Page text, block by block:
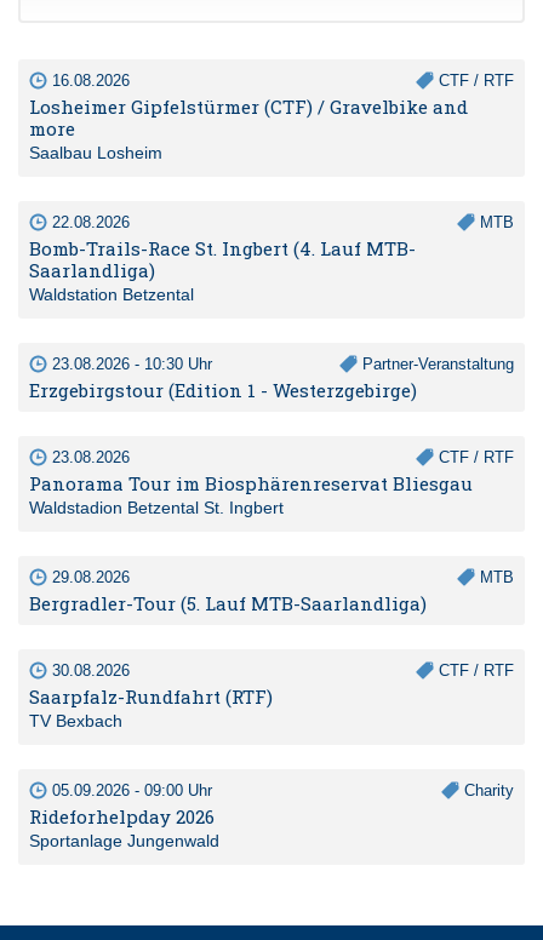
16.08.2026 CTF / RTF
Losheimer Gipfelstürmer (CTF) / Gravelbike and
more
Saalbau Losheim
22.08.2026 MTB
Bomb-Trails-Race St. Ingbert (4. Lauf MTB-
Saarlandliga)
Waldstation Betzental
23.08.2026 - 10:30 Uhr Partner-Veranstaltung
Erzgebirgstour (Edition 1 - Westerzgebirge)
23.08.2026 CTF / RTF
Panorama Tour im Biosphärenreservat Bliesgau
Waldstadion Betzental St. Ingbert
29.08.2026 MTB
Bergradler-Tour (5. Lauf MTB-Saarlandliga)
30.08.2026 CTF / RTF
Saarpfalz-Rundfahrt (RTF)
TV Bexbach
05.09.2026 - 09:00 Uhr Charity
Rideforhelpday 2026
Sportanlage Jungenwald